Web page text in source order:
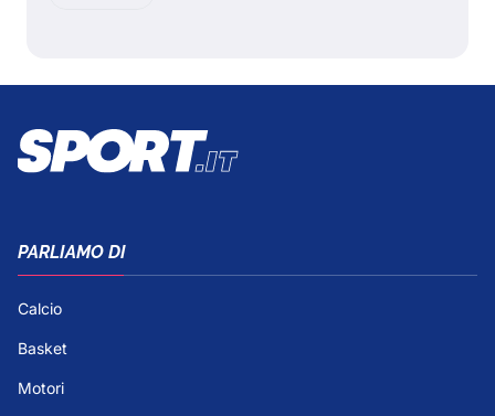
PARLIAMO DI
Calcio
Basket
Motori